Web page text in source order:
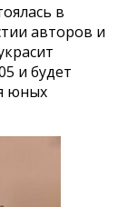
в
авторов и
и будет
юных